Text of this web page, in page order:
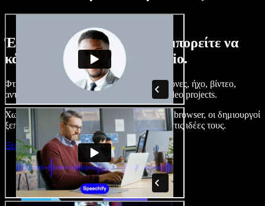
Ένα μικρό δείγμα από όσα μπορείτε να
κάνετε με το Speechify Studio.
Φτιάξτε voice overs, προσθέστε δωρεάν εικόνες, ήχο, βίντεο,
αντιγραφή φωνής – ολοκληρωμένα audio/video projects.
Χωρίς καμπύλη εκμάθησης και με όλα στον browser, οι δημιουργοί
ξεπερνούν τα κλασικά όρια και δίνουν ζωή στις ιδέες τους.
Ξεκινήστε με το Studio